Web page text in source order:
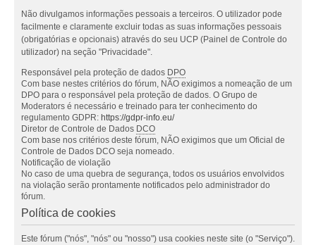
Não divulgamos informações pessoais a terceiros. O utilizador pode
facilmente e claramente excluir todas as suas informações pessoais
(obrigatórias e opcionais) através do seu UCP (Painel de Controle do
utilizador) na seção "Privacidade".
Responsável pela proteção de dados DPO
Com base nestes critérios do fórum, NÃO exigimos a nomeação de um
DPO para o responsável pela proteção de dados. O Grupo de
Moderators é necessário e treinado para ter conhecimento do
regulamento GDPR: https://gdpr-info.eu/
Diretor de Controle de Dados DCO
Com base nos critérios deste fórum, NÃO exigimos que um Oficial de
Controle de Dados DCO seja nomeado.
Notificação de violação
No caso de uma quebra de segurança, todos os usuários envolvidos
na violação serão prontamente notificados pelo administrador do
fórum.
Política de cookies
Este fórum ("nós", "nós" ou "nosso") usa cookies neste site (o "Serviço").